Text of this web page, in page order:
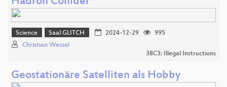
Science Saal GLITCH 2024-12-29
995
Christian Wessel
38C3: Illegal Instructions
Geostationäre Satelliten als Hobby